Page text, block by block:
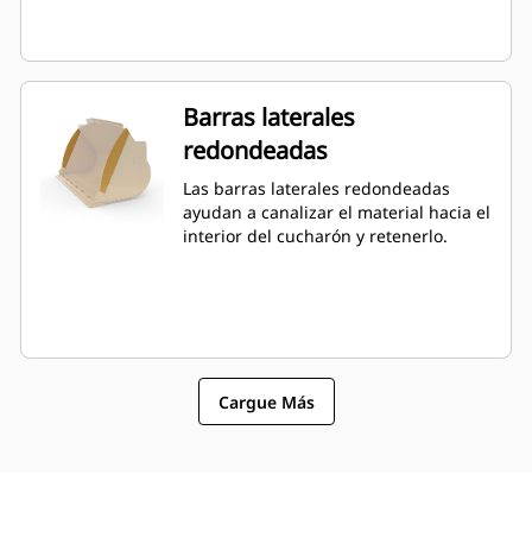
Barras laterales
redondeadas
Las barras laterales redondeadas
ayudan a canalizar el material hacia el
interior del cucharón y retenerlo.
Cargue Más